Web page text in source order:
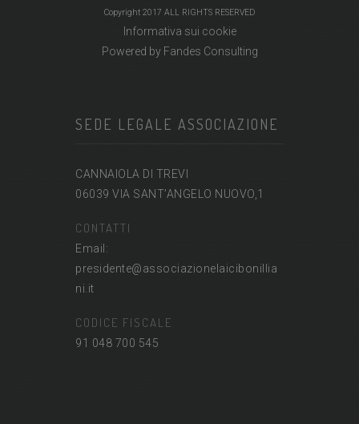
Copyright 2017 ALL RIGHTS RESERVED
Informativa sui cookie
Powered by Fandes Consulting
SEDE LEGALE ASSOCIAZIONE
CANNAIOLA DI TREVI
06039 VIA SANT’ANGELO NUOVO,1
CONTATTI
Email:
presidente@associazionelaicibonillia
ni.it
CODICE FISCALE
91 048 700 545